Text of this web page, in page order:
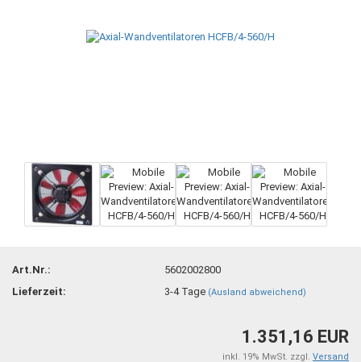
Art.Nr.:
5602002800
Lieferzeit:
3-4 Tage (Ausland abweichend)
1.351,16 EUR
inkl. 19% MwSt. zzgl. Versand